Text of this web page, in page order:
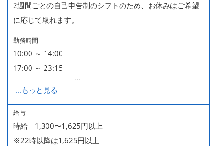
2週間ごとの自己申告制のシフトのため、お休みはご希望
に応じて取れます。
勤務時間
10:00 ～ 14:00
17:00 ～ 23:15
週2日・1日4h～で構いません。
■時短勤務制度あり
...もっと見る
給与
時給 1,300〜1,625円以上
※22時以降は1,625円以上